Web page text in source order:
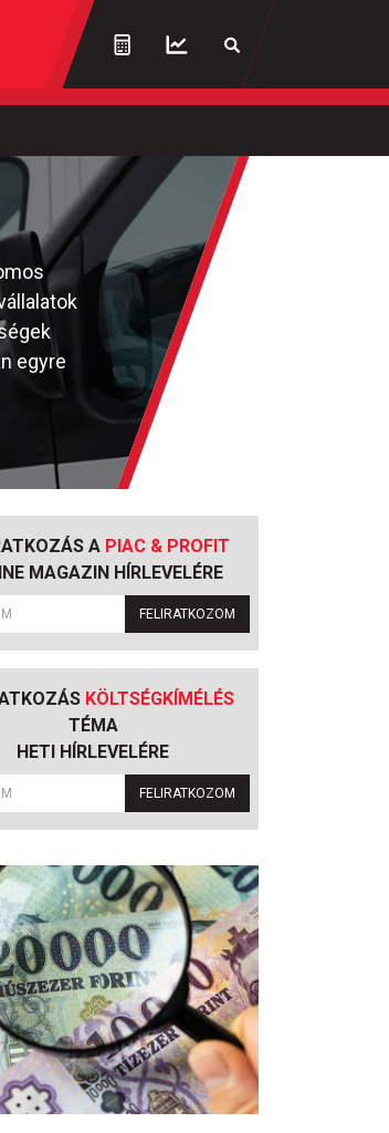
egyre
A PIAC & PROFIT
MAGAZIN HÍRLEVELÉRE
FELIRATKOZOM
KÖLTSÉGKÍMÉLÉS
TÉMA
HETI HÍRLEVELÉRE
FELIRATKOZOM